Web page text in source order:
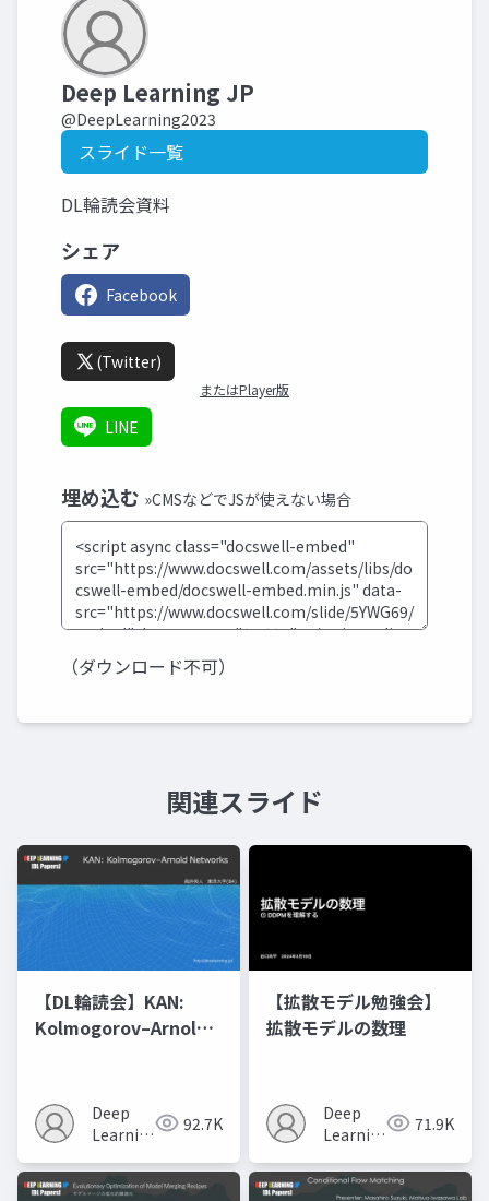
Deep Learning JP
@DeepLearning2023
スライド一覧
DL輪読会資料
シェア
Facebook
(Twitter)
またはPlayer版
LINE
埋め込む »CMSなどでJSが使えない場合
（ダウンロード不可）
関連スライド
【DL輪読会】KAN:
Kolmogorov–Arnold
Deep
Learning
92.7K
【拡散モデル勉強会】
拡散モデルの数理
Deep
Learning
71.9K